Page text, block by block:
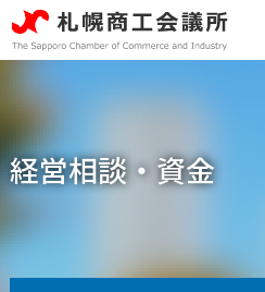
経営相談・資金